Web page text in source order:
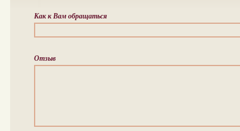
Как к Вам обращаться
Отзыв